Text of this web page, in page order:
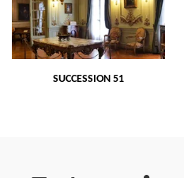
SUCCESSION 51